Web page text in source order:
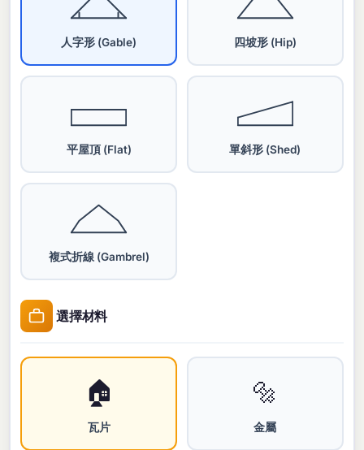
人字形 (Gable) 四坡形 (Hip)
平屋頂 (Flat) 單斜形 (Shed)
複式折線 (Gambrel)
選擇材料
🏠
瓦片
🔩
金屬